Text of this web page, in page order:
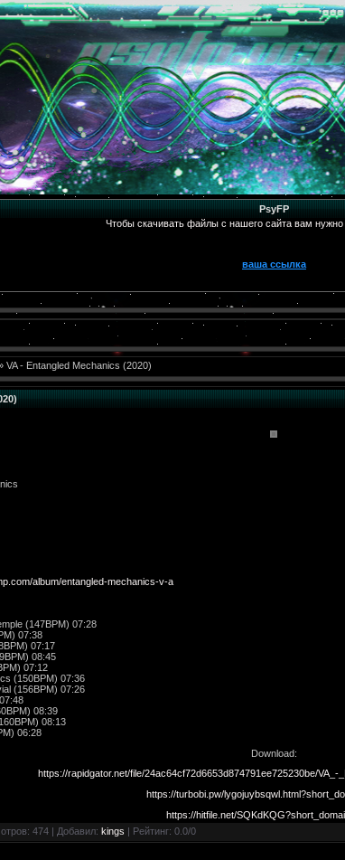
PsyFP
Чтобы скачивать файлы с нашего сайта вам нужно
ваша ссылка
VA - Entangled Mechanics (2020)
album/entangled-mechanics-v-a
(147BPM) 07:28
07:38
07:17
08:45
07:12
(150BPM) 07:36
(156BPM) 07:26
08:39
08:13
06:28
Download:
https://rapidgator.net/file/24ac64cf72d6653d874791ee725230be/VA_-
https://turbobi.pw/
https://hitfile.net/
: 474 | Добавил: kings | Рейтинг: 0.0/0